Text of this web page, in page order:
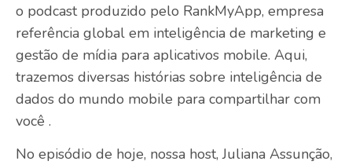
o podcast produzido pelo RankMyApp, empresa
referência global em inteligência de marketing e
gestão de mídia para aplicativos mobile. Aqui,
trazemos diversas histórias sobre inteligência de
dados do mundo mobile para compartilhar com
você .
No episódio de hoje, nossa host, Juliana Assunção,